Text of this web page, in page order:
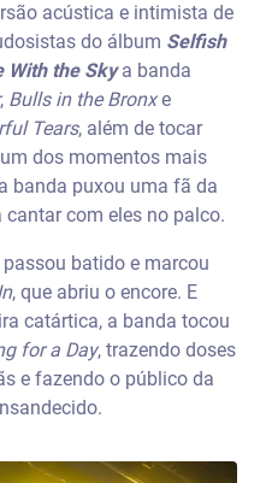
acústica e intimista de
do álbum Selfish
With the Skya banda
, Bulls in the Bronxe
Tears, além de tocar
dos momentos mais
banda puxou uma fã da
com eles no palco.
batido e marcou
, que abriu o encore. E
catártica, a banda tocou
for a Day, trazendo doses
e fazendo o público da